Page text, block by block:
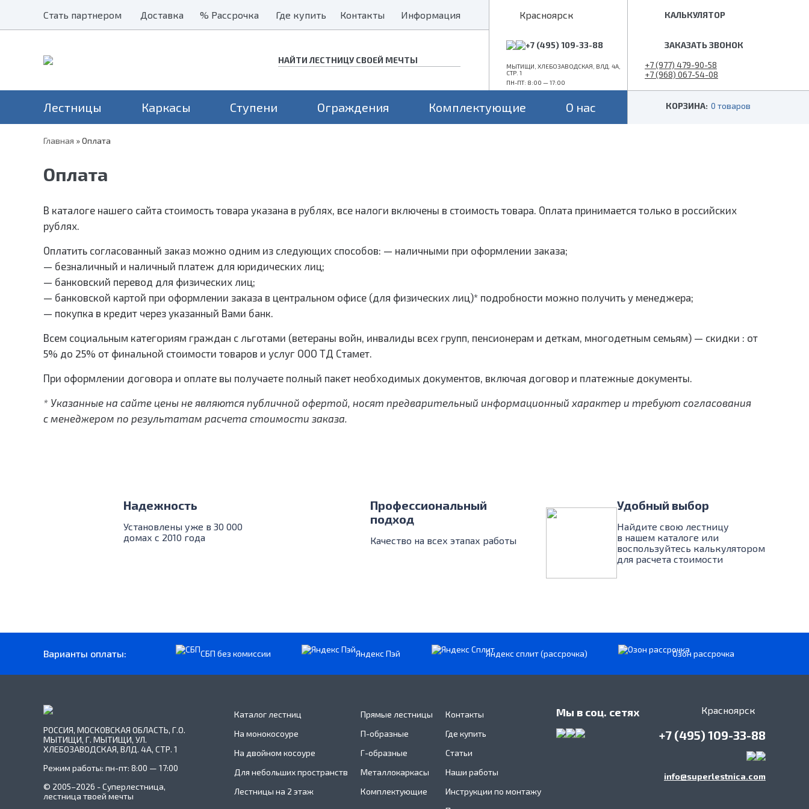
Стать партнером
Стать партнером Доставка
Доставка % Рассрочка
% Рассрочка Где купить
Где купить Контакты
Контакты Информация
Информация Красноярск КАЛЬКУЛЯТОР
+7 (495) 109-33-88
МЫТИЩИ, ХЛЕБОЗАВОДСКАЯ, ВЛД. 4А,
СТР. 1
ПН-ПТ: 8:00 — 17:00
ЗАКАЗАТЬ ЗВОНОК
+7 (977) 479-90-58
+7 (968) 067-54-08
info@superlestnica.com
Лестницы
Серия Престиж
Серия Элегант
На чердак
Каркасы Ступени Ограждения
Перила и поручни
Комплектующие О нас КОРЗИНА: 0 товаров
Главная »Оплата
Оплата
В каталоге нашего сайта стоимость товара указана в рублях, все налоги включены в стоимость товара. Оплата принимается только в российских
рублях.
Оплатить согласованный заказ можно одним из следующих способов: — наличными при оформлении заказа;
— безналичный и наличный платеж для юридических лиц;
— банковский перевод для физических лиц;
— банковской картой при оформлении заказа в центральном офисе (для физических лиц)* подробности можно получить у менеджера;
— покупка в кредит через указанный Вами банк.
Всем социальным категориям граждан с льготами (ветераны войн, инвалиды всех групп, пенсионерам и деткам, многодетным семьям) — скидки : от
5% до 25% от финальной стоимости товаров и услуг ООО ТД Стамет.
При оформлении договора и оплате вы получаете полный пакет необходимых документов, включая договор и платежные документы.
* Указанные на сайте цены не являются публичной офертой, носят предварительный информационный характер и требуют согласования
с менеджером по результатам расчета стоимости заказа.
Надежность
Установлены уже в 30 000
домах с 2010 года
Профессиональный
подход
Качество на всех этапах работы
Удобный выбор
Найдите свою лестницу
в нашем каталоге или
воспользуйтесь калькулятором
для расчета стоимости
Варианты оплаты: СБП без комиссии Яндекс Пэй Яндекс сплит (рассрочка) Озон рассрочка
РОССИЯ, МОСКОВСКАЯ ОБЛАСТЬ, Г.О.
МЫТИЩИ, Г. МЫТИЩИ, УЛ.
ХЛЕБОЗАВОДСКАЯ, ВЛД. 4А, СТР. 1
Режим работы: пн-пт: 8:00 — 17:00
© 2005–2026 - Суперлестница,
лестница твоей мечты
Каталог лестниц
На монокосоуре
На двойном косоуре
Для небольших пространств
Лестницы на 2 этаж
Прямые лестницы
П-образные
Г-образные
Металлокаркасы
Комплектующие
Контакты
Где купить
Статьи
Наши работы
Инструкции по монтажу
Мы в соц. сетях Красноярск
+7 (495) 109-33-88
info@superlestnica.com